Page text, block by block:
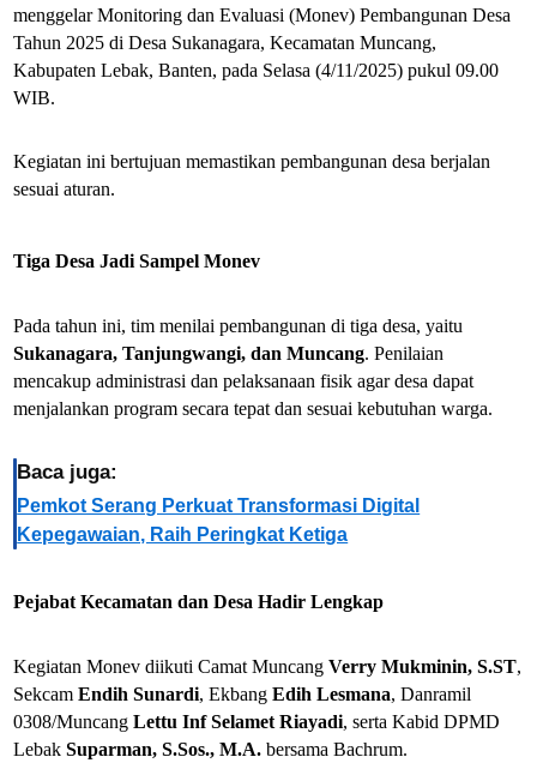
menggelar Monitoring dan Evaluasi (Monev) Pembangunan Desa
Tahun 2025 di Desa Sukanagara, Kecamatan Muncang,
Kabupaten Lebak, Banten, pada Selasa (4/11/2025) pukul 09.00
WIB.
Kegiatan ini bertujuan memastikan pembangunan desa berjalan
sesuai aturan.
Tiga Desa Jadi Sampel Monev
Pada tahun ini, tim menilai pembangunan di tiga desa, yaitu
Sukanagara, Tanjungwangi, dan Muncang. Penilaian
mencakup administrasi dan pelaksanaan fisik agar desa dapat
menjalankan program secara tepat dan sesuai kebutuhan warga.
Baca juga:
Pemkot Serang Perkuat Transformasi Digital
Kepegawaian, Raih Peringkat Ketiga
Pejabat Kecamatan dan Desa Hadir Lengkap
Kegiatan Monev diikuti Camat MuncangVerry Mukminin, S.ST,
SekcamEndih Sunardi, EkbangEdih Lesmana, Danramil
0308/MuncangLettu Inf Selamet Riayadi, serta Kabid DPMD
LebakSuparman, S.Sos., M.A. bersama Bachrum.